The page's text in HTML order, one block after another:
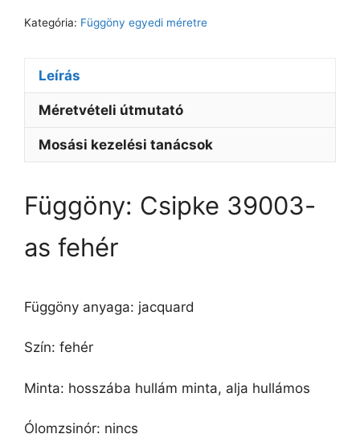
Kategória: Függöny egyedi méretre
Leírás
Méretvételi útmutató
Mosási kezelési tanácsok
Függöny: Csipke 39003-
as fehér
Függöny anyaga: jacquard
Szín: fehér
Minta: hosszába hullám minta, alja hullámos
Ólomzsinór: nincs